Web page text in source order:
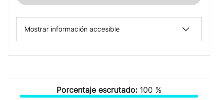
Mostrar información accesible
Porcentaje escrutado: 100 %